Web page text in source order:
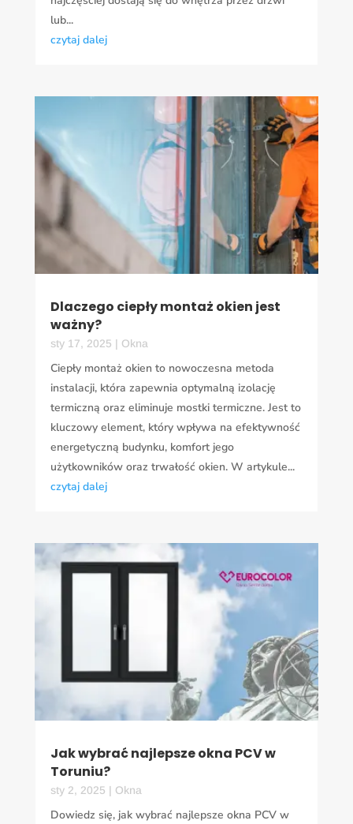
lub...
czytaj dalej
Dlaczego ciepły montaż okien jest
ważny?
sty 17, 2025 | Okna
Ciepły montaż okien to nowoczesna metoda
instalacji, która zapewnia optymalną izolację
termiczną oraz eliminuje mostki termiczne. Jest to
kluczowy element, który wpływa na efektywność
energetyczną budynku, komfort jego
użytkowników oraz trwałość okien. W artykule...
czytaj dalej
Jak wybrać najlepsze okna PCV w
Toruniu?
sty 2, 2025 | Okna
Dowiedz się, jak wybrać najlepsze okna PCV w